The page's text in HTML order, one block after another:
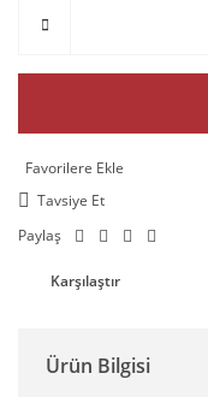
Tavsiye Et
Paylaş
Karşılaştır
Ürün Bilgisi